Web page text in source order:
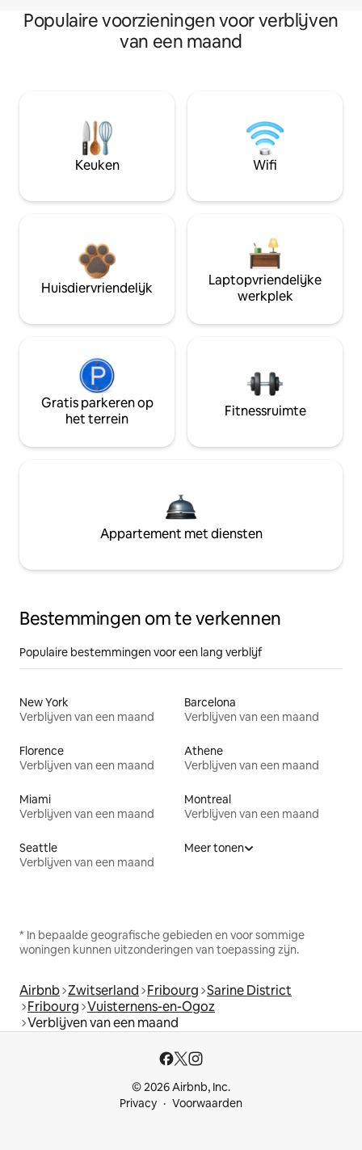
Populaire voorzieningen voor verblijven
van een maand
Keuken Wifi
Huisdiervriendelijk
Laptopvriendelijke
werkplek
Gratis parkeren op
het terrein
Fitnessruimte
Appartement met diensten
Bestemmingen om te verkennen
Populaire bestemmingen voor een lang verblijf
New York
Verblijven van een maand
Barcelona
Verblijven van een maand
Florence
Verblijven van een maand
Athene
Verblijven van een maand
Miami
Verblijven van een maand
Montreal
Verblijven van een maand
Seattle
Verblijven van een maand
Meer tonen
* In bepaalde geografische gebieden en voor sommige
woningen kunnen uitzonderingen van toepassing zijn.
Airbnb Zwitserland Fribourg Sarine District
Fribourg Vuisternens-en-Ogoz
Verblijven van een maand
© 2026 Airbnb, Inc.
Privacy
Voorwaarden